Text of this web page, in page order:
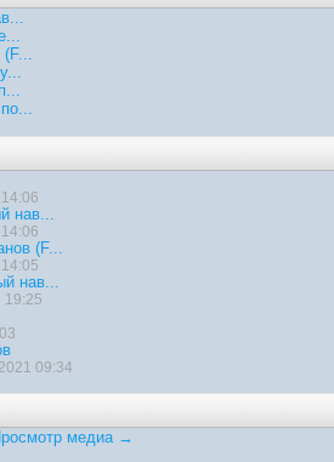
нав...
(F...
нав...
19:25
09:34
медиа →